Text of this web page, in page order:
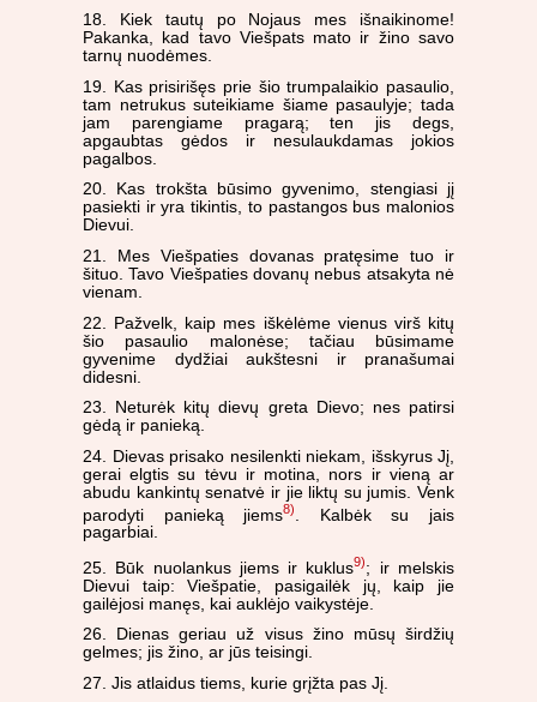
18. Kiek tautų po Nojaus mes išnaikinome!
Pakanka, kad tavo Viešpats mato ir žino savo
tarnų nuodėmes.
19. Kas prisirišęs prie šio trumpalaikio pasaulio,
tam netrukus suteikiame šiame pasaulyje; tada
jam parengiame pragarą; ten jis degs,
apgaubtas gėdos ir nesulaukdamas jokios
pagalbos.
20. Kas trokšta būsimo gyvenimo, stengiasi jį
pasiekti ir yra tikintis, to pastangos bus malonios
Dievui.
21. Mes Viešpaties dovanas pratęsime tuo ir
šituo. Tavo Viešpaties dovanų nebus atsakyta nė
vienam.
22. Pažvelk, kaip mes iškėlėme vienus virš kitų
šio pasaulio malonėse; tačiau būsimame
gyvenime dydžiai aukštesni ir pranašumai
didesni.
23. Neturėk kitų dievų greta Dievo; nes patirsi
gėdą ir panieką.
24. Dievas prisako nesilenkti niekam, išskyrus Jį,
gerai elgtis su tėvu ir motina, nors ir vieną ar
abudu kankintų senatvė ir jie liktų su jumis. Venk
parodyti panieką jiems8)
. Kalbėk su jais
pagarbiai.
25. Būk nuolankus jiems ir kuklus9); ir melskis
Dievui taip: Viešpatie, pasigailėk jų, kaip jie
gailėjosi manęs, kai auklėjo vaikystėje.
26. Dienas geriau už visus žino mūsų širdžių
gelmes; jis žino, ar jūs teisingi.
27. Jis atlaidus tiems, kurie grįžta pas Jį.